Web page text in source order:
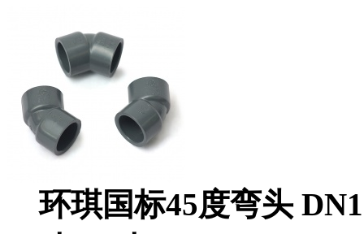
环琪国标45度弯头